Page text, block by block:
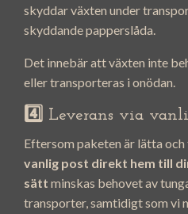
skyddar växten under
skyddande papperslåda.
Det innebär att växten inte
eller transporteras i onödan.
4️⃣ Leverans via
Eftersom paketen är lätta och
vanlig post direkt hem till
sätt minskas behovet av
transporter, samtidigt som vi